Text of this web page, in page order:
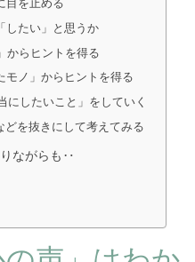
目を止める
したい」と思うか
からヒントを得る
モノ」からヒントを得る
にしたいこと」をしていく
どを抜きにして考えてみる
ながらも‥